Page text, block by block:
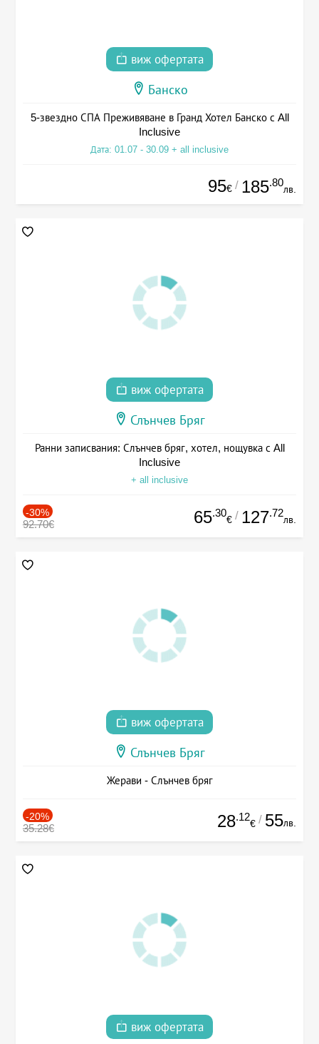
виж офертата
Банско
5-звездно СПА Преживяване в Гранд Хотел Банско с All
Inclusive
Дата: 01.07 - 30.09 + all inclusive
95€ / 185.80
лв.
виж офертата
Слънчев Бряг
Ранни записвания: Слънчев бряг, хотел, нощувка с All
Inclusive
+ all inclusive
-30%
92.70€ 65.30
€ / 127.72
лв.
виж офертата
Слънчев Бряг
Жерави - Слънчев бряг
-20%
35.28€ 28.12
€ / 55лв.
виж офертата